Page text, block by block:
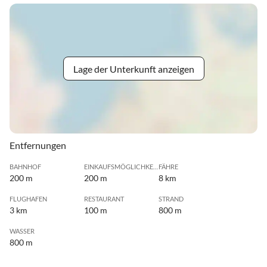
Lage der Unterkunft anzeigen
Entfernungen
BAHNHOF
200 m
EINKAUFSMÖGLICHKEIT
200 m
FÄHRE
8 km
FLUGHAFEN
3 km
RESTAURANT
100 m
STRAND
800 m
WASSER
800 m